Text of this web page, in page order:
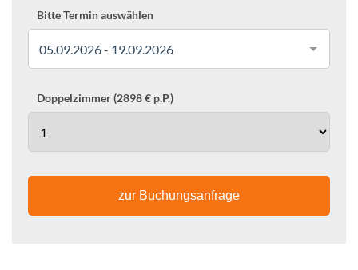
Bitte Termin auswählen
05.09.2026 - 19.09.2026
Doppelzimmer (2898 € p.P.)
zur Buchungsanfrage